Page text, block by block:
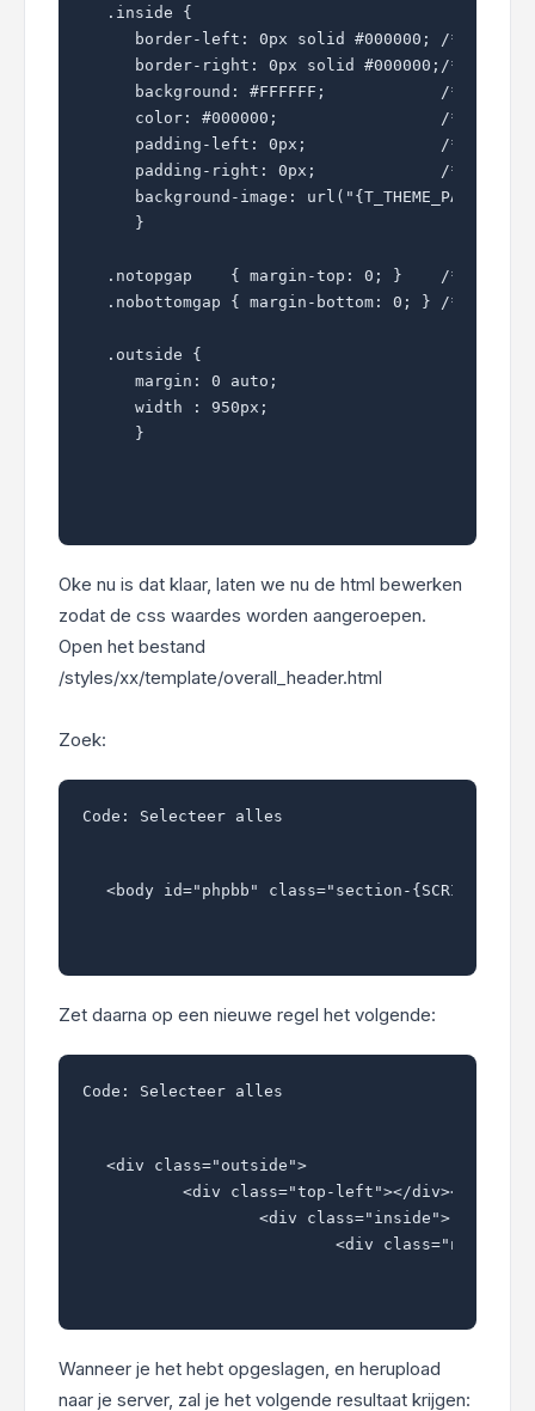
.inside {
border-left: 0px solid #000000; /* YCC:
border-right: 0px solid #000000;/* YCC:
background: #FFFFFF;            /* YCC:
color: #000000;                 /* YCC:
padding-left: 0px;              /* YCC:
padding-right: 0px;             /* YCC:
background-image: url("{T_THEME_PATH}/
   }
.notopgap    { margin-top: 0; }    /* DNC:
.nobottomgap { margin-bottom: 0; } /* DNC:
.outside {
   margin: 0 auto;
   width : 950px;
   }
Oke nu is dat klaar, laten we nu de html bewerken
zodat de css waardes worden aangeroepen.
Open het bestand
/styles/xx/template/overall_header.html
Zoek:
Code: Selecteer alles
<body id="phpbb" class="section-{SCRIPT_NAME}
Zet daarna op een nieuwe regel het volgende:
Code: Selecteer alles
<div class="outside">
<div
Wanneer je het hebt opgeslagen, en herupload
naar je server, zal je het volgende resultaat krijgen: